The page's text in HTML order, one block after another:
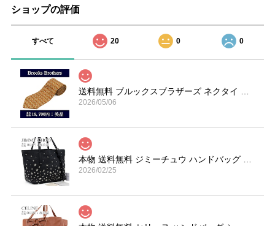
ショップの評価
すべて 20 0 0
2026/05/06
2026/02/25